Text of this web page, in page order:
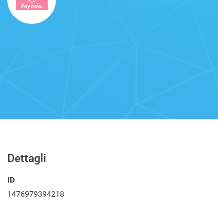
Dettagli
ID
1476979394218